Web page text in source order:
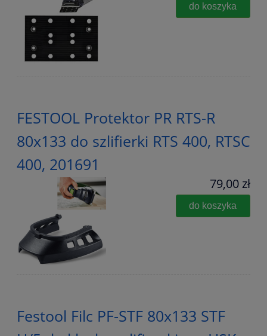
do koszyka
FESTOOL Protektor PR RTS-R
80x133 do szlifierki RTS 400, RTSC
400, 201691
79,00 zł
do koszyka
Festool Filc PF-STF 80x133 STF